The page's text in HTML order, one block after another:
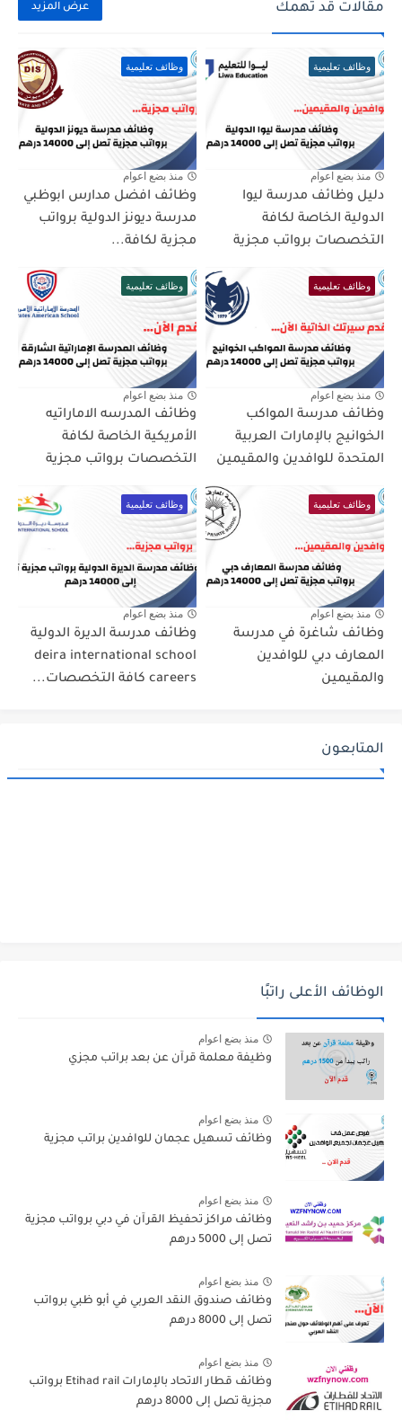
مقالات قد تهمك عرض المزيد
وظائف تعليمية
منذ بضع اعوام
دليل وظائف مدرسة ليوا
الدولية الخاصة لكافة
التخصصات برواتب مجزية
وظائف تعليمية
منذ بضع اعوام
وظائف افضل مدارس ابوظبي
مدرسة ديونز الدولية برواتب
مجزية لكافة...
وظائف تعليمية
منذ بضع اعوام
وظائف مدرسة المواكب
الخوانيج بالإمارات العربية
المتحدة للوافدين والمقيمين
وظائف تعليمية
منذ بضع اعوام
وظائف المدرسه الاماراتيه
الأمريكية الخاصة لكافة
التخصصات برواتب مجزية
وظائف تعليمية
منذ بضع اعوام
وظائف شاغرة في مدرسة
المعارف دبي للوافدين
والمقيمين
وظائف تعليمية
منذ بضع اعوام
وظائف مدرسة الديرة الدولية
deira international school
careers كافة التخصصات...
المتابعون
الوظائف الأعلى راتبًا
منذ بضع اعوام
وظيفة معلمة قرآن عن بعد براتب مجزي
منذ بضع اعوام
وظائف تسهيل عجمان للوافدين براتب مجزية
منذ بضع اعوام
وظائف مراكز تحفيظ القرآن في دبي برواتب مجزية
تصل إلى 5000 درهم
منذ بضع اعوام
وظائف صندوق النقد العربي في أبو ظبي برواتب
تصل إلى 8000 درهم
منذ بضع اعوام
وظائف قطار الاتحاد بالإمارات Etihad rail برواتب
مجزية تصل إلى 8000 درهم